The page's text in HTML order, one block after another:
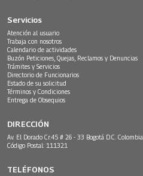
Servicios
Atención al usuario
Trabaja con nosotros
Calendario de actividades
Buzón Peticiones, Quejas, Reclamos y Denuncias
Trámites y Servicios
Directorio de Funcionarios
Estado de su solicitud
Términos y Condiciones
Entrega de Obsequios
DIRECCIÓN
Av. El Dorado Cr.45 # 26 - 33 Bogotá D.C. Colombia.
Código Postal: 111321
TELÉFONOS